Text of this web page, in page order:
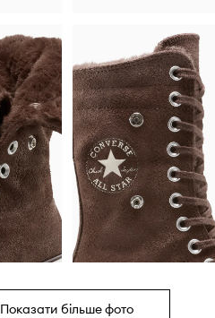
Показати більше фото